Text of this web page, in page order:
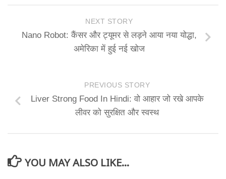
NEXT STORY
Nano Robot: कैंसर और ट्यूमर से लड़ने आया नया योद्धा,
अमेरिका में हुई नई खोज
PREVIOUS STORY
Liver Strong Food In Hindi: वो आहार जो रखे आपके
लीवर को सुरक्षित और स्वस्थ
YOU MAY ALSO LIKE...